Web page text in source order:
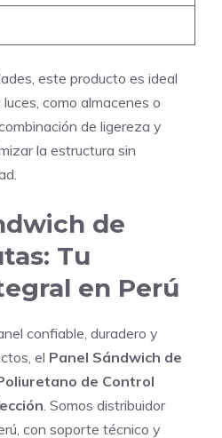
este producto es ideal
como almacenes o
de ligereza y
la estructura sin
de
Tu
en Perú
confiable, duradero y
el Panel Sándwich de
de Control
. Somos distribuidor
con soporte técnico y